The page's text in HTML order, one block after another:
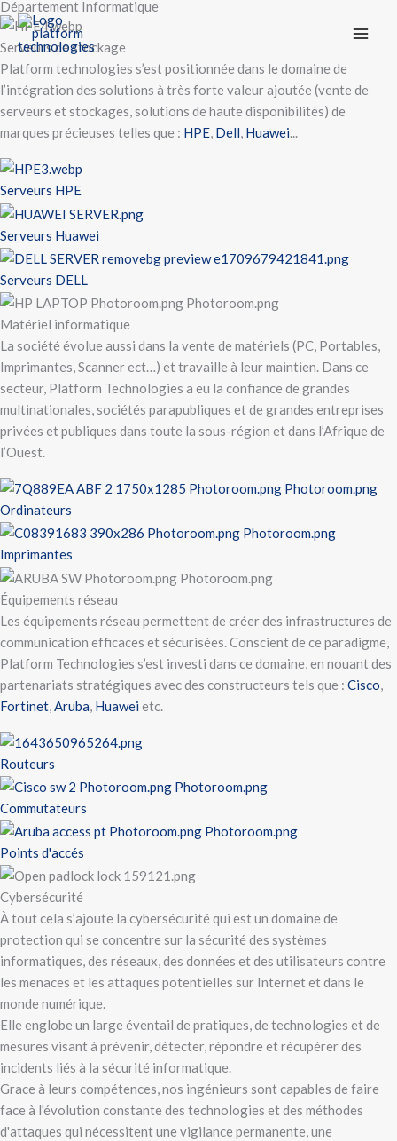
Skip
to
content
Département Informatique
Serveurs de stockage
Platform technologies s’est positionnée dans le domaine de
l’intégration des solutions à très forte valeur ajoutée (vente de
serveurs et stockages, solutions de haute disponibilités) de
marques précieuses telles que : HPE, Dell, Huawei...
Serveurs HPE
Serveurs Huawei
Serveurs DELL
Matériel informatique
La société évolue aussi dans la vente de matériels (PC, Portables,
Imprimantes, Scanner ect…) et travaille à leur maintien. Dans ce
secteur, Platform Technologies a eu la confiance de grandes
multinationales, sociétés parapubliques et de grandes entreprises
privées et publiques dans toute la sous-région et dans l’Afrique de
l’Ouest.
Ordinateurs
Imprimantes
Équipements réseau
Les équipements réseau permettent de créer des infrastructures de
communication efficaces et sécurisées. Conscient de ce paradigme,
Platform Technologies s’est investi dans ce domaine, en nouant des
partenariats stratégiques avec des constructeurs tels que : Cisco,
Fortinet,Aruba, Huawei etc.
Routeurs
Commutateurs
Points d'accés
Cybersécurité
À tout cela s’ajoute la cybersécurité qui est un domaine de
protection qui se concentre sur la sécurité des systèmes
informatiques, des réseaux, des données et des utilisateurs contre
les menaces et les attaques potentielles sur Internet et dans le
monde numérique.
Elle englobe un large éventail de pratiques, de technologies et de
mesures visant à prévenir, détecter, répondre et récupérer des
incidents liés à la sécurité informatique.
Grace à leurs compétences, nos ingénieurs sont capables de faire
face à l'évolution constante des technologies et des méthodes
d'attaques qui nécessitent une vigilance permanente, une